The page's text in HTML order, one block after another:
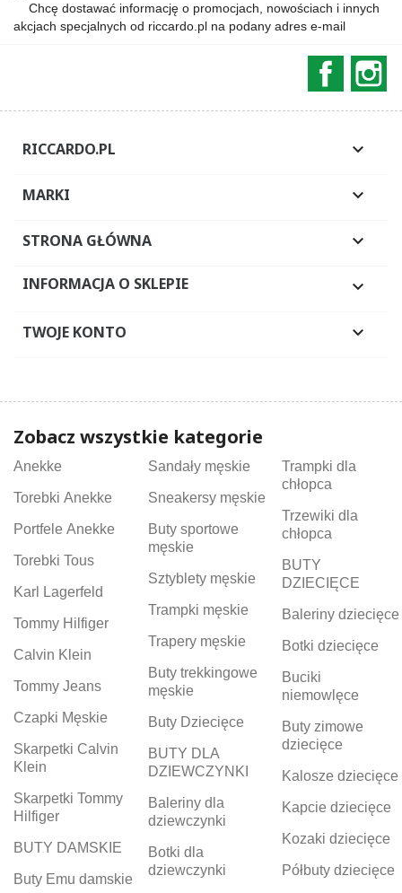
Chcę dostawać informację o promocjach, nowościach i innych
akcjach specjalnych od riccardo.pl na podany adres e-mail
RICCARDO.PL 
MARKI 
STRONA GŁÓWNA 
INFORMACJA O SKLEPIE 
TWOJE KONTO 
Zobacz wszystkie kategorie
Anekke
Torebki Anekke
Portfele Anekke
Torebki Tous
Karl Lagerfeld
Tommy Hilfiger
Calvin Klein
Tommy Jeans
Czapki Męskie
Skarpetki Calvin
Klein
Skarpetki Tommy
Hilfiger
BUTY DAMSKIE
Buty Emu damskie
Sandały męskie
Sneakersy męskie
Buty sportowe
męskie
Sztyblety męskie
Trampki męskie
Trapery męskie
Buty trekkingowe
męskie
Buty Dziecięce
BUTY DLA
DZIEWCZYNKI
Baleriny dla
dziewczynki
Botki dla
dziewczynki
Trampki dla
chłopca
Trzewiki dla
chłopca
BUTY
DZIECIĘCE
Baleriny dziecięce
Botki dziecięce
Buciki
niemowlęce
Buty zimowe
dziecięce
Kalosze dziecięce
Kapcie dziecięce
Kozaki dziecięce
Półbuty dziecięce